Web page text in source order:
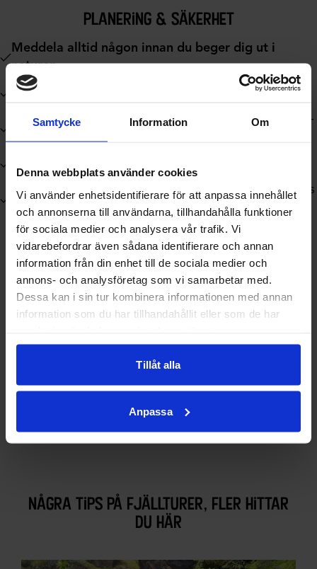
Samtycke Information Om
Denna webbplats använder cookies
Vi använder enhetsidentifierare för att anpassa innehållet
och annonserna till användarna, tillhandahålla funktioner
för sociala medier och analysera vår trafik. Vi
vidarebefordrar även sådana identifierare och annan
information från din enhet till de sociala medier och
annons- och analysföretag som vi samarbetar med.
Dessa kan i sin tur kombinera informationen med annan
information som du har tillhandahållit eller som de har
Tillåt alla
Anpassa
planering & säkerhet
Meddela alltid någon innan du beger dig ut i
naturen.
Ladda ner
eller hämta den på
I fjällen rekommenderas alltid karta och kompass
–
markägare och renar.
Håll hunden kopplad– i fjällen där renskötsel bedrivs
är det här extra viktigt.
några tips på fjällturer, fler hittar
du här